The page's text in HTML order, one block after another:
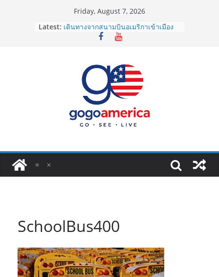
Friday, August 7, 2026
Latest: เดินทางจากสนามบินอเมริกาเข้าเมือง
2026: LAX, JFK, SFO ไปยังไงดี?
ประเทศต้องรู้
ซิมการ์ดอเมริกา 2026: ใช้ยี่ห้อไหนดี
ที่สุด? เปรียบเทียบครบจบในบทความ
โอนเงินจากอเมริกากลับไทย ใช้วิธีไหน
ประหยัดและคุ้มที่สุดในปี 2026?
VPN สำหรับใช้ในอเมริกา 2026: ตัว
SchoolBus400